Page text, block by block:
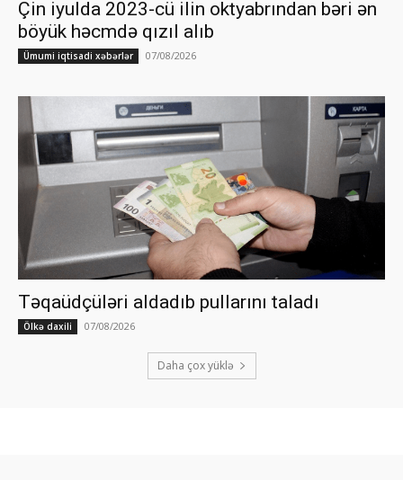
Çin iyulda 2023-cü ilin oktyabrından bəri ən
böyük həcmdə qızıl alıb
Ümumi iqtisadi xəbərlər 07/08/2026
Təqaüdçüləri aldadıb pullarını taladı
Ölkə daxili 07/08/2026
Daha çox yüklə